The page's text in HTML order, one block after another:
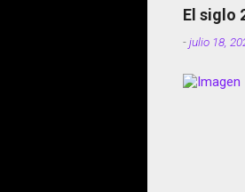
El siglo
-julio 18,